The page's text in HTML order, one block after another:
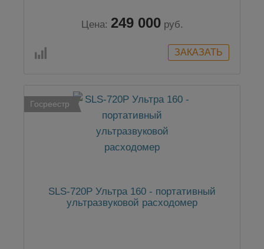
Цена: 249 000 руб.
Госреестр
SLS-720P Ультра 160 - портативный
ультразвуковой расходомер